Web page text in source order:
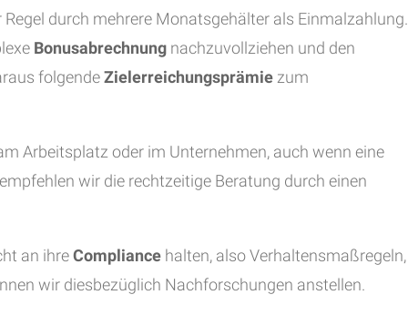
durch mehrere Monatsgehälter als Einmalzahlung.
Bonusabrechnung nachzuvollziehen und den
folgendeZielerreichungsprämie zum
Arbeitsplatz oder im Unternehmen, auch wenn eine
wir die rechtzeitige Beratung durch einen
an ihreCompliance halten, also Verhaltensmaßregeln,
wir diesbezüglich Nachforschungen anstellen.